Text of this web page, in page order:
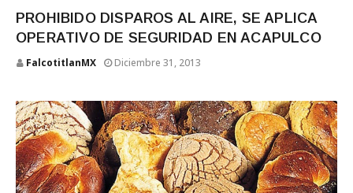
PROHIBIDO DISPAROS AL AIRE, SE APLICA
OPERATIVO DE SEGURIDAD EN ACAPULCO
FalcotitlanMX Diciembre 31, 2013